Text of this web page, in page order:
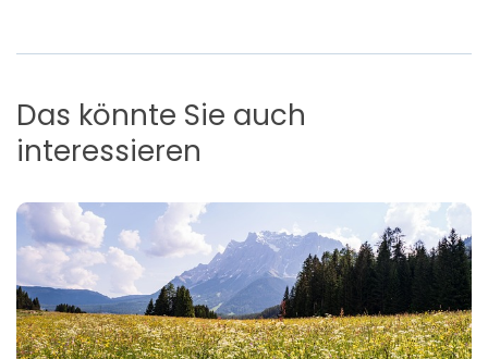
Das könnte Sie auch
interessieren